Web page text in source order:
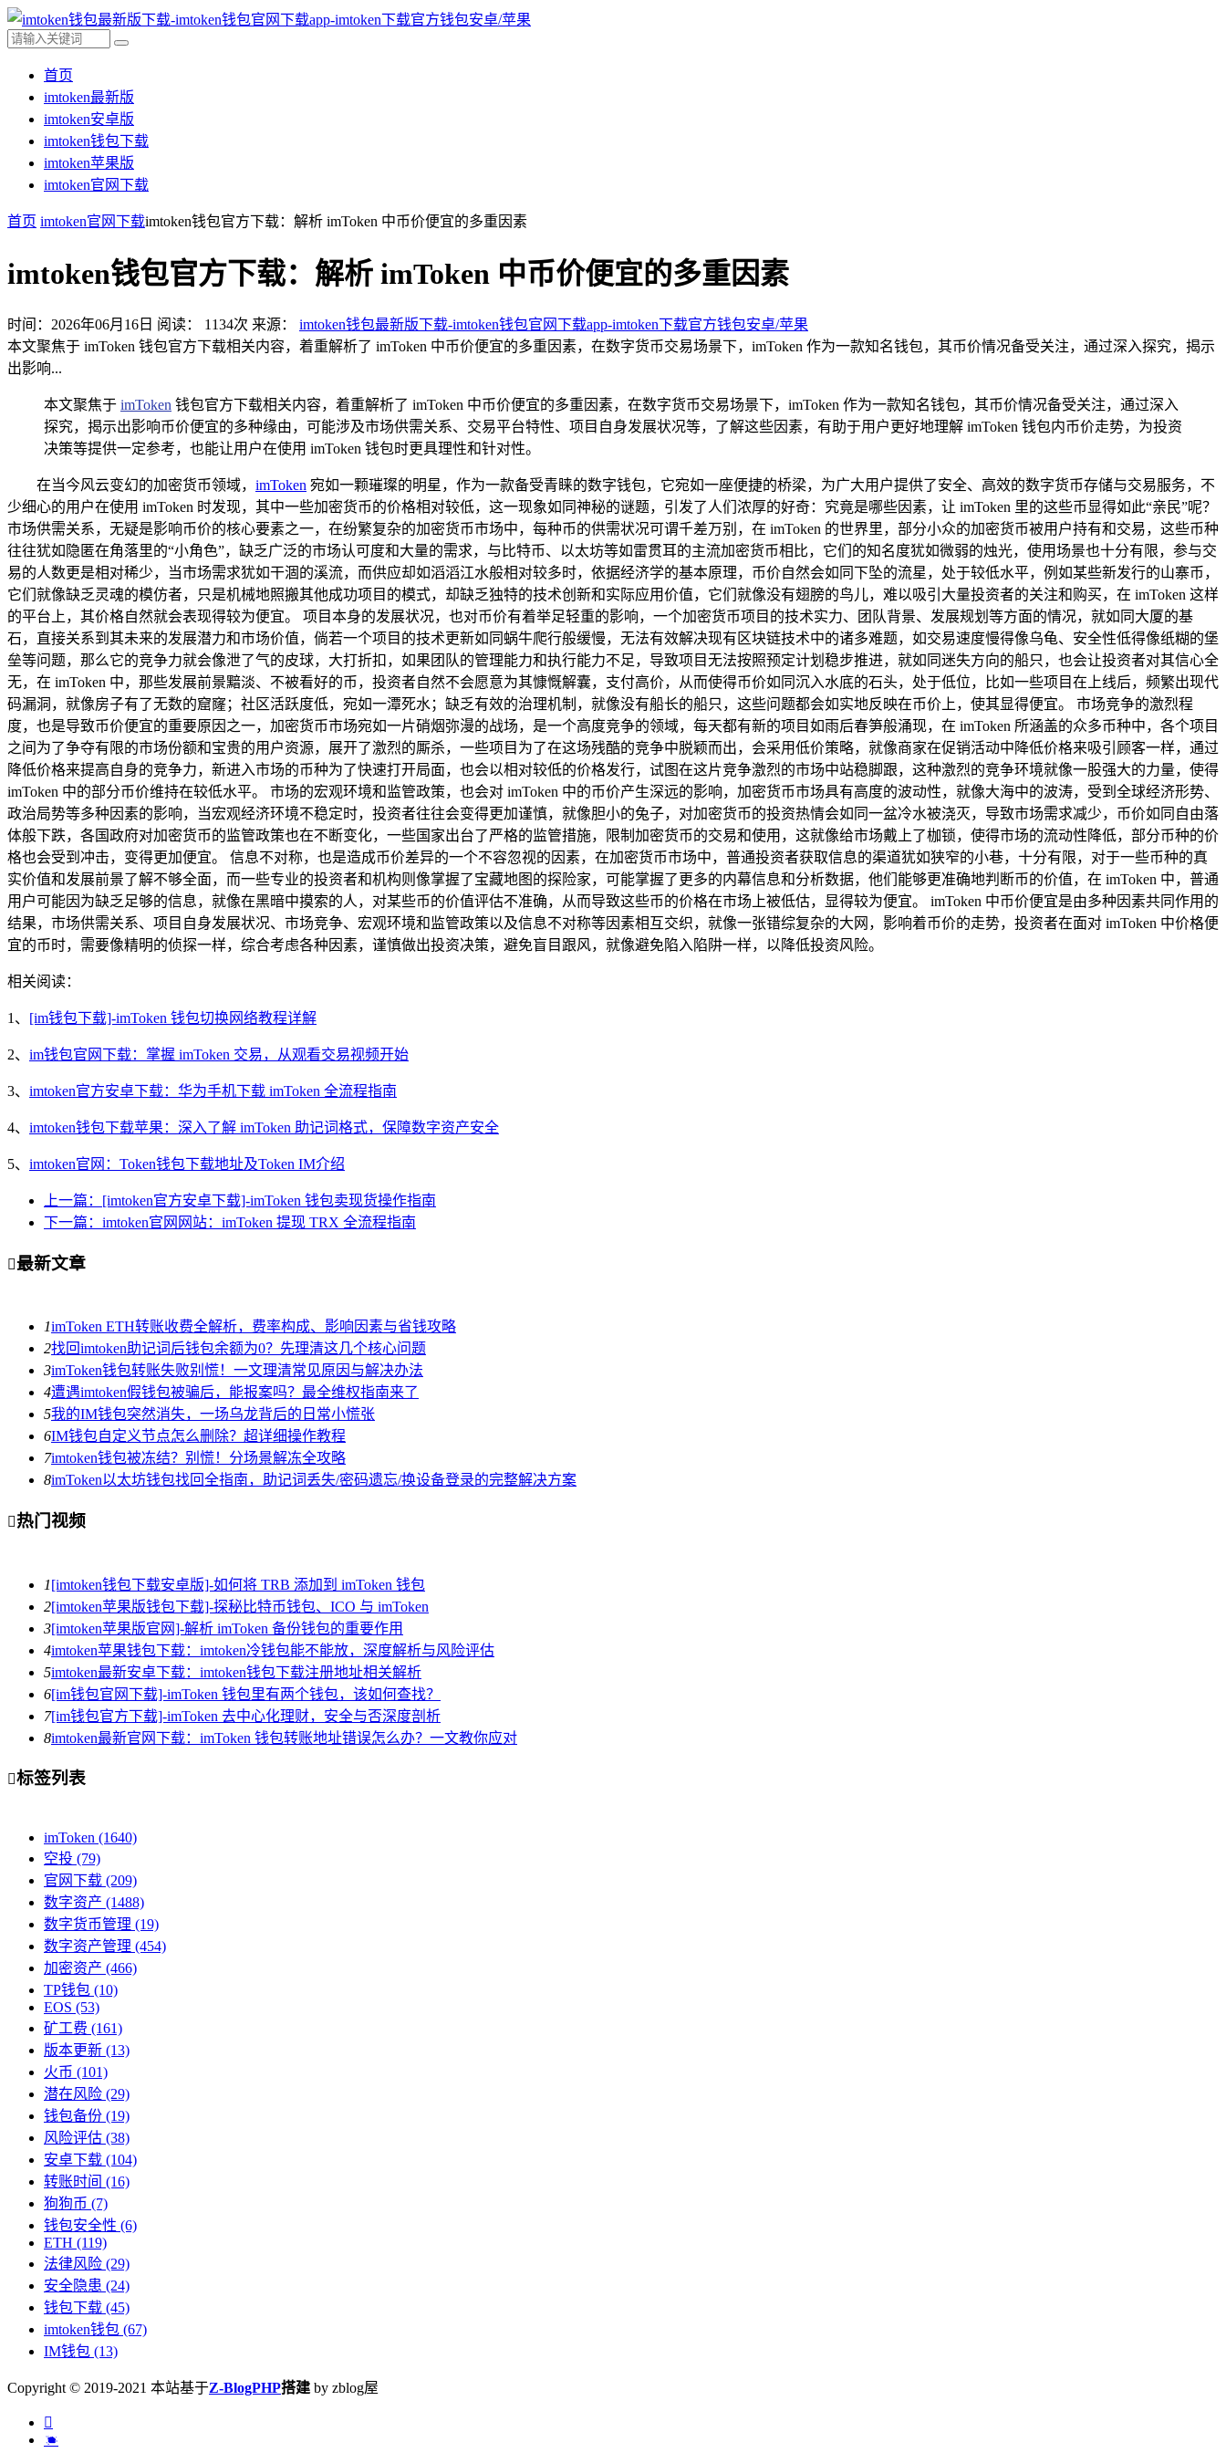
首页
imtoken最新版
imtoken安卓版
imtoken钱包下载
imtoken苹果版
imtoken官网下载
首页 imtoken官网下载imtoken钱包官方下载：解析 imToken 中币价便宜的多重因素
imtoken钱包官方下载：解析 imToken 中币价便宜的多重因素
时间：2026年06月16日 阅读： 1134次 来源： imtoken钱包最新版下载-imtoken钱包官网下载app-imtoken下载官方钱包安卓/苹果
本文聚焦于 imToken 钱包官方下载相关内容，着重解析了 imToken 中币价便宜的多重因素，在数字货币交易场景下，imToken 作为一款知名钱包，其币价情况备受关注，通过深入探究，揭示
出影响...
本文聚焦于 imToken 钱包官方下载相关内容，着重解析了 imToken 中币价便宜的多重因素，在数字货币交易场景下，imToken 作为一款知名钱包，其币价情况备受关注，通过深入
探究，揭示出影响币价便宜的多种缘由，可能涉及市场供需关系、交易平台特性、项目自身发展状况等，了解这些因素，有助于用户更好地理解 imToken 钱包内币价走势，为投资
决策等提供一定参考，也能让用户在使用 imToken 钱包时更具理性和针对性。
在当今风云变幻的加密货币领域， imToken 宛如一颗璀璨的明星，作为一款备受青睐的数字钱包，它宛如一座便捷的桥梁，为广大用户提供了安全、高效的数字货币存储与交易服务，不
少细心的用户在使用 imToken 时发现，其中一些加密货币的价格相对较低，这一现象如同神秘的谜题，引发了人们浓厚的好奇：究竟是哪些因素，让 imToken 里的这些币显得如此“亲民”呢？
市场供需关系，无疑是影响币价的核心要素之一，在纷繁复杂的加密货币市场中，每种币的供需状况可谓千差万别，在 imToken 的世界里，部分小众的加密货币被用户持有和交易，这些币种
往往犹如隐匿在角落里的“小角色”，缺乏广泛的市场认可度和大量的需求，与比特币、以太坊等如雷贯耳的主流加密货币相比，它们的知名度犹如微弱的烛光，使用场景也十分有限，参与交
易的人数更是相对稀少，当市场需求犹如干涸的溪流，而供应却如滔滔江水般相对较多时，依据经济学的基本原理，币价自然会如同下坠的流星，处于较低水平，例如某些新发行的山寨币，
它们就像缺乏灵魂的模仿者，只是机械地照搬其他成功项目的模式，却缺乏独特的技术创新和实际应用价值，它们就像没有翅膀的鸟儿，难以吸引大量投资者的关注和购买，在 imToken 这样
的平台上，其价格自然就会表现得较为便宜。 项目本身的发展状况，也对币价有着举足轻重的影响，一个加密货币项目的技术实力、团队背景、发展规划等方面的情况，就如同大厦的基
石，直接关系到其未来的发展潜力和市场价值，倘若一个项目的技术更新如同蜗牛爬行般缓慢，无法有效解决现有区块链技术中的诸多难题，如交易速度慢得像乌龟、安全性低得像纸糊的堡
垒等问题，那么它的竞争力就会像泄了气的皮球，大打折扣，如果团队的管理能力和执行能力不足，导致项目无法按照预定计划稳步推进，就如同迷失方向的船只，也会让投资者对其信心全
无，在 imToken 中，那些发展前景黯淡、不被看好的币，投资者自然不会愿意为其慷慨解囊，支付高价，从而使得币价如同沉入水底的石头，处于低位，比如一些项目在上线后，频繁出现代
码漏洞，就像房子有了无数的窟窿；社区活跃度低，宛如一潭死水；缺乏有效的治理机制，就像没有船长的船只，这些问题都会如实地反映在币价上，使其显得便宜。 市场竞争的激烈程
度，也是导致币价便宜的重要原因之一，加密货币市场宛如一片硝烟弥漫的战场，是一个高度竞争的领域，每天都有新的项目如雨后春笋般涌现，在 imToken 所涵盖的众多币种中，各个项目
之间为了争夺有限的市场份额和宝贵的用户资源，展开了激烈的厮杀，一些项目为了在这场残酷的竞争中脱颖而出，会采用低价策略，就像商家在促销活动中降低价格来吸引顾客一样，通过
降低价格来提高自身的竞争力，新进入市场的币种为了快速打开局面，也会以相对较低的价格发行，试图在这片竞争激烈的市场中站稳脚跟，这种激烈的竞争环境就像一股强大的力量，使得
imToken 中的部分币价维持在较低水平。 市场的宏观环境和监管政策，也会对 imToken 中的币价产生深远的影响，加密货币市场具有高度的波动性，就像大海中的波涛，受到全球经济形势、
政治局势等多种因素的影响，当宏观经济环境不稳定时，投资者往往会变得更加谨慎，就像胆小的兔子，对加密货币的投资热情会如同一盆冷水被浇灭，导致市场需求减少，币价如同自由落
体般下跌，各国政府对加密货币的监管政策也在不断变化，一些国家出台了严格的监管措施，限制加密货币的交易和使用，这就像给市场戴上了枷锁，使得市场的流动性降低，部分币种的价
格也会受到冲击，变得更加便宜。 信息不对称，也是造成币价差异的一个不容忽视的因素，在加密货币市场中，普通投资者获取信息的渠道犹如狭窄的小巷，十分有限，对于一些币种的真
实价值和发展前景了解不够全面，而一些专业的投资者和机构则像掌握了宝藏地图的探险家，可能掌握了更多的内幕信息和分析数据，他们能够更准确地判断币的价值，在 imToken 中，普通
用户可能因为缺乏足够的信息，就像在黑暗中摸索的人，对某些币的价值评估不准确，从而导致这些币的价格在市场上被低估，显得较为便宜。 imToken 中币价便宜是由多种因素共同作用的
结果，市场供需关系、项目自身发展状况、市场竞争、宏观环境和监管政策以及信息不对称等因素相互交织，就像一张错综复杂的大网，影响着币价的走势，投资者在面对 imToken 中价格便
宜的币时，需要像精明的侦探一样，综合考虑各种因素，谨慎做出投资决策，避免盲目跟风，就像避免陷入陷阱一样，以降低投资风险。
相关阅读：
1、 [im钱包下载]-imToken 钱包切换网络教程详解
2、 im钱包官网下载：掌握 imToken 交易，从观看交易视频开始
3、 imtoken官方安卓下载：华为手机下载 imToken 全流程指南
4、 imtoken钱包下载苹果：深入了解 imToken 助记词格式，保障数字资产安全
5、 imtoken官网：Token钱包下载地址及Token IM介绍
上一篇：[imtoken官方安卓下载]-imToken 钱包卖现货操作指南
下一篇：imtoken官网网站：imToken 提现 TRX 全流程指南
最新文章
1imToken ETH转账收费全解析，费率构成、影响因素与省钱攻略
2找回imtoken助记词后钱包余额为0？先理清这几个核心问题
3imToken钱包转账失败别慌！一文理清常见原因与解决办法
4遭遇imtoken假钱包被骗后，能报案吗？最全维权指南来了
5我的IM钱包突然消失，一场乌龙背后的日常小慌张
6IM钱包自定义节点怎么删除？超详细操作教程
7imtoken钱包被冻结？别慌！分场景解冻全攻略
8imToken以太坊钱包找回全指南，助记词丢失/密码遗忘/换设备登录的完整解决方案
热门视频
1[imtoken钱包下载安卓版]-如何将 TRB 添加到 imToken 钱包
2[imtoken苹果版钱包下载]-探秘比特币钱包、ICO 与 imToken
3[imtoken苹果版官网]-解析 imToken 备份钱包的重要作用
4imtoken苹果钱包下载：imtoken冷钱包能不能放，深度解析与风险评估
5imtoken最新安卓下载：imtoken钱包下载注册地址相关解析
6[im钱包官网下载]-imToken 钱包里有两个钱包，该如何查找？
7[im钱包官方下载]-imToken 去中心化理财，安全与否深度剖析
8imtoken最新官网下载：imToken 钱包转账地址错误怎么办？一文教你应对
标签列表
imToken (1640)
空投 (79)
官网下载 (209)
数字资产 (1488)
数字货币管理 (19)
数字资产管理 (454)
加密资产 (466)
TP钱包 (10)
EOS (53)
矿工费 (161)
版本更新 (13)
火币 (101)
潜在风险 (29)
钱包备份 (19)
风险评估 (38)
安卓下载 (104)
转账时间 (16)
狗狗币 (7)
钱包安全性 (6)
ETH (119)
法律风险 (29)
安全隐患 (24)
钱包下载 (45)
imtoken钱包 (67)
IM钱包 (13)
Copyright © 2019-2021 本站基于Z-BlogPHP搭建 by zblog屋

